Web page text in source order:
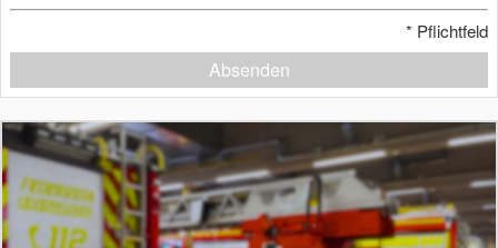
* Pflichtfeld
Absenden